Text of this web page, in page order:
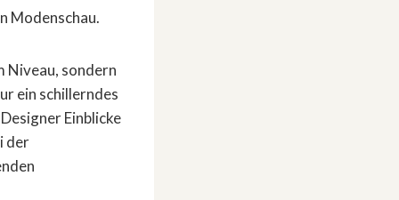
Modenschau.
Niveau, sondern
ein schillerndes
Einblicke
der